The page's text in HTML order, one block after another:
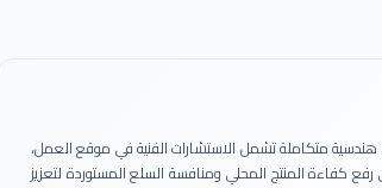
هندسية متكاملة تشمل الاستشارات الفنية في موقع العمل،
رفع كفاءة المنتج المحلي ومنافسة السلع المستوردة لتعزيز